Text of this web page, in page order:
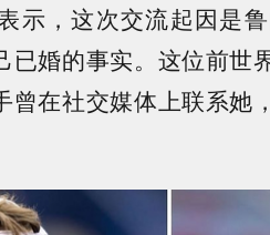
示，这次交流起因是
婚的事实。这位前世
曾在社交媒体上联系她